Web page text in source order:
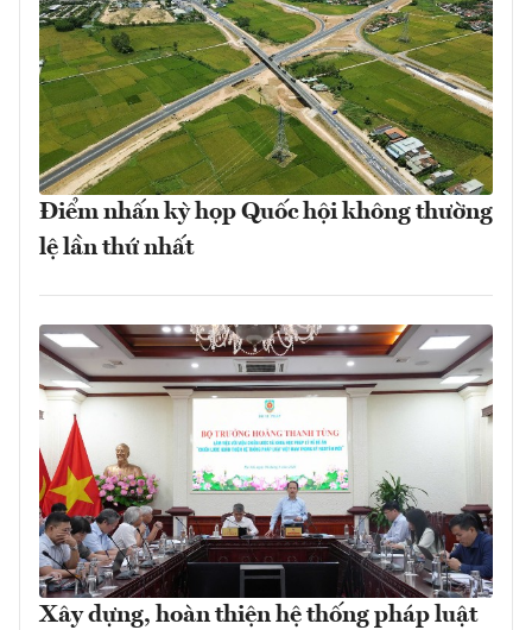
Điểm nhấn kỳ họp Quốc hội không thường
lệ lần thứ nhất
Xây dựng, hoàn thiện hệ thống pháp luật